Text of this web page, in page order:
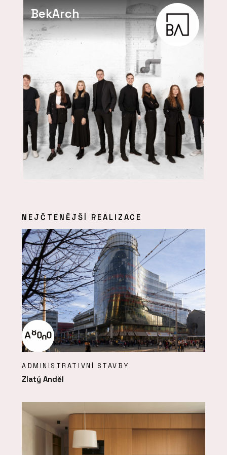
BekArch
NEJČTENĚJŠÍ REALIZACE
ADMINISTRATIVNÍ STAVBY
Zlatý Anděl